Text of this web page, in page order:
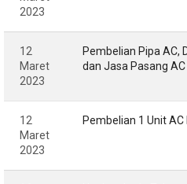
2023
12
Maret
2023
Pembelian Pipa AC,
dan Jasa Pasang AC
12
Maret
2023
Pembelian 1 Unit AC